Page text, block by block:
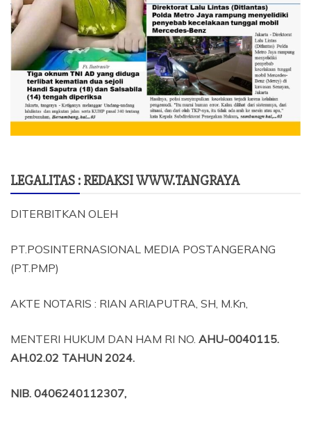
LEGALITAS : REDAKSI WWW.TANGRAYA
DITERBITKAN OLEH
PT.POSINTERNASIONAL MEDIA POSTANGERANG
(PT.PMP)
AKTE NOTARIS : RIAN ARIAPUTRA, SH, M.Kn,
MENTERI HUKUM DAN HAM RI NO. AHU-0040115.
AH.02.02 TAHUN 2024.
NIB. 0406240112307,